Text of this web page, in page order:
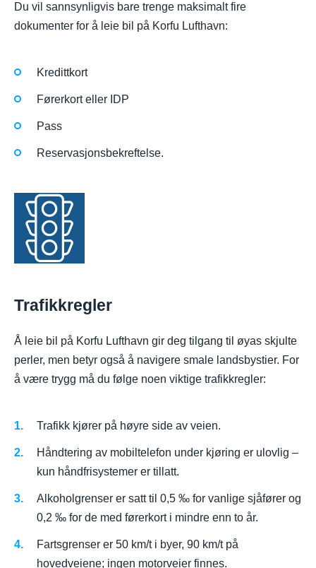
Du vil sannsynligvis bare trenge maksimalt fire
dokumenter for å leie bil på Korfu Lufthavn:
Kredittkort
Førerkort eller IDP
Pass
Reservasjonsbekreftelse.
Trafikkregler
Å leie bil på Korfu Lufthavn gir deg tilgang til øyas skjulte
perler, men betyr også å navigere smale landsbystier. For
å være trygg må du følge noen viktige trafikkregler:
Trafikk kjører på høyre side av veien.
Håndtering av mobiltelefon under kjøring er ulovlig –
kun håndfrisystemer er tillatt.
Alkoholgrenser er satt til 0,5 ‰ for vanlige sjåfører og
0,2 ‰ for de med førerkort i mindre enn to år.
Fartsgrenser er 50 km/t i byer, 90 km/t på
hovedveiene; ingen motorveier finnes.